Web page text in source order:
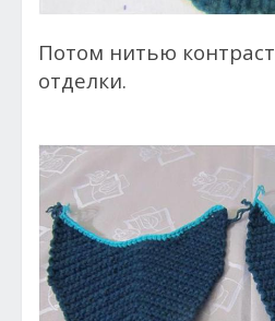
Потом нитью
отделки.